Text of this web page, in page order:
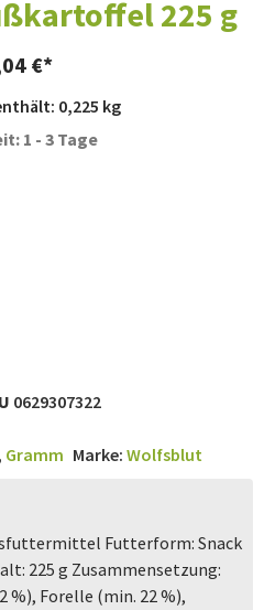
225 g
€
0,225 kg
1 - 3 Tage
0629307322
Gramm Marke: Wolfsblut
Futterform: Snack
225 g Zusammensetzung:
Forelle (min. 22 %),